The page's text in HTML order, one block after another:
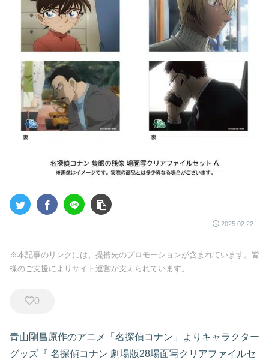
2025.02.22
※本記事のリンクには、提携先のプロモーションが含まれています。皆
様のご支援によりサイト運営が支えられています。
0
青山剛昌原作のアニメ「名探偵コナン」よりキャラクター
グッズ『 名探偵コナン 劇場版28場面写クリアファイルセ